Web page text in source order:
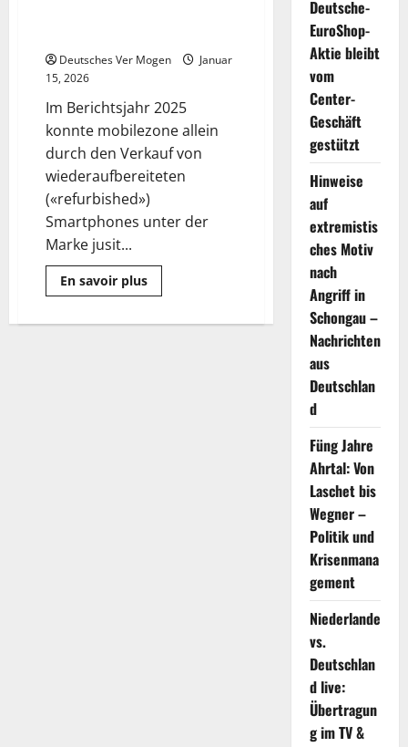
Deutsches Ver Mogen
Januar
15, 2026
Im Berichtsjahr 2025
konnte mobilezone allein
durch den Verkauf von
wiederaufbereiteten
(«refurbished»)
Smartphones unter der
Marke jusit...
En savoir plusMehr
Informationen
treibt
Deutsche-
EuroShop-
Aktie bleibt
vom
Center-
Geschäft
gestützt
Hinweise
auf
extremistis
ches Motiv
nach
Angriff in
Schongau –
Nachrichten
aus
Deutschlan
d
Füng Jahre
Ahrtal: Von
Laschet bis
Wegner –
Politik und
Krisenmana
gement
Niederlande
vs.
Deutschlan
d live:
Übertragun
g im TV &